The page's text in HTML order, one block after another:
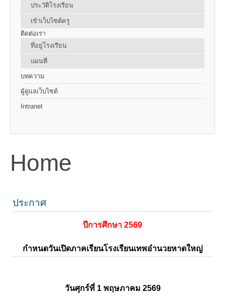
ประวัติโรงเรียน
เข้าเว็บไซต์ครู
ติดต่อเรา
ที่อยู่โรงเรียน
แผนที่
บทความ
ผู้ดูแลเว็บไซต์
Intranet
Home
ประกาศ
ปีการศึกษา 2569
กำหนดวันเปิดภาคเรียนโรงเรียนเทพอำนวยหาดใหญ่
วันศุกร์ที่ 1 พฤษภาคม 2569